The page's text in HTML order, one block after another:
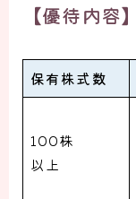
【優待内容】
保有株式数
100株
以上